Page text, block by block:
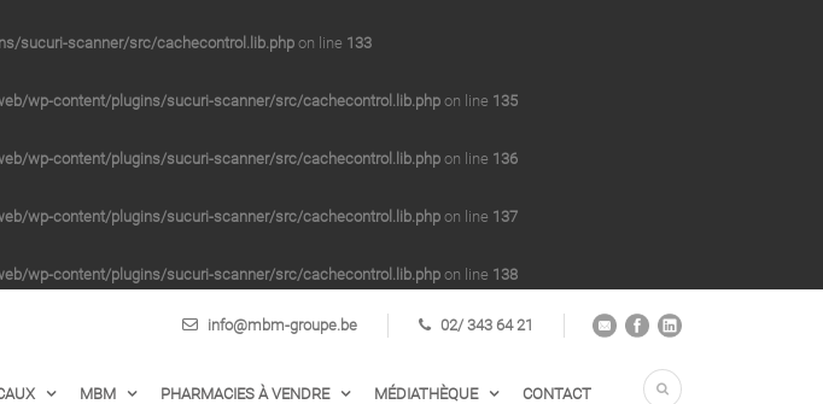
sucuri-scanner/src/cachecontrol.lib.php on line 133
wp-content/plugins/sucuri-scanner/src/cachecontrol.lib.phpon line 135
wp-content/plugins/sucuri-scanner/src/cachecontrol.lib.phpon line 136
wp-content/plugins/sucuri-scanner/src/cachecontrol.lib.phpon line 137
wp-content/plugins/sucuri-scanner/src/cachecontrol.lib.phpon line 138
info@mbm-groupe.be 02/ 343 64 21
MBM PHARMACIES À VENDRE MÉDIATHÈQUE CONTACT